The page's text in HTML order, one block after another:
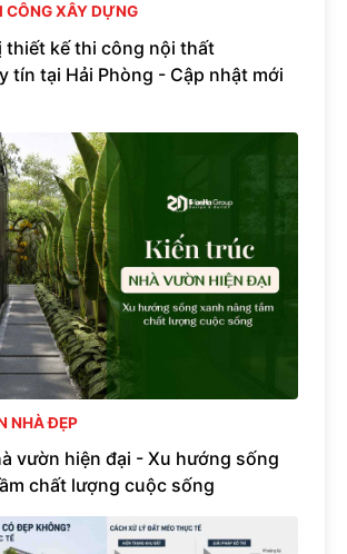
CÔNG XÂY DỰNG
thiết kế thi công nội thất
tín tại Hải Phòng - Cập nhật mới
NHÀ ĐẸP
vườn hiện đại - Xu hướng sống
chất lượng cuộc sống